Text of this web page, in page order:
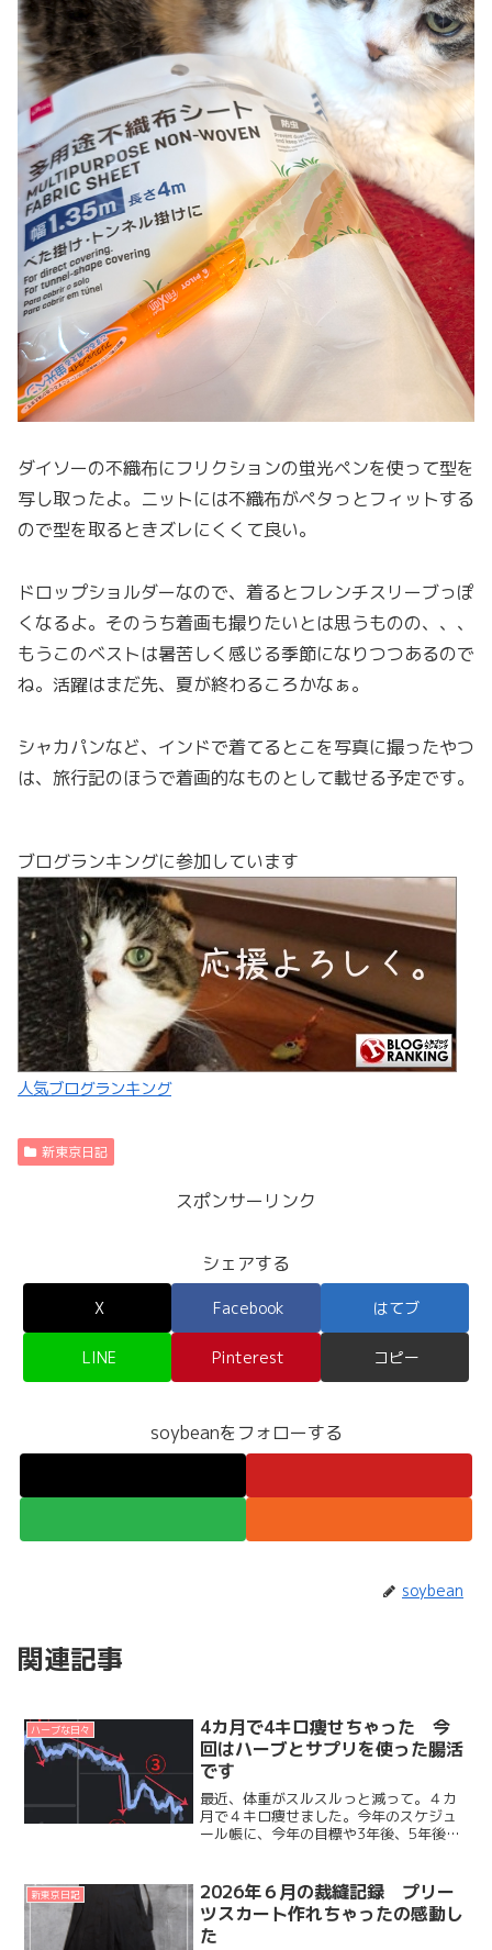
ダイソーの不織布にフリクションの蛍光ペンを使って型を
写し取ったよ。ニットには不織布がペタっとフィットする
ので型を取るときズレにくくて良い。
ドロップショルダーなので、着るとフレンチスリーブっぽ
くなるよ。そのうち着画も撮りたいとは思うものの、、、
もうこのベストは暑苦しく感じる季節になりつつあるので
ね。活躍はまだ先、夏が終わるころかなぁ。
シャカパンなど、インドで着てるとこを写真に撮ったやつ
は、旅行記のほうで着画的なものとして載せる予定です。
ブログランキングに参加しています
人気ブログランキング
新東京日記
スポンサーリンク
シェアする
X Facebook はてブ
LINE Pinterest コピー
soybeanをフォローする
soybean
関連記事
ハーブな日々
4カ月で4キロ痩せちゃった 今
回はハーブとサプリを使った腸活
です
最近、体重がスルスルっと減って。４カ
月で４キロ痩せました。今年のスケジュ
ール帳に、今年の目標や3年後、5年後、
がコレで↓「3月末までに」と書いたもの
の。とくに綿密な...
新東京日記
2026年６月の裁縫記録 プリー
ツスカート作れちゃったの感動し
た